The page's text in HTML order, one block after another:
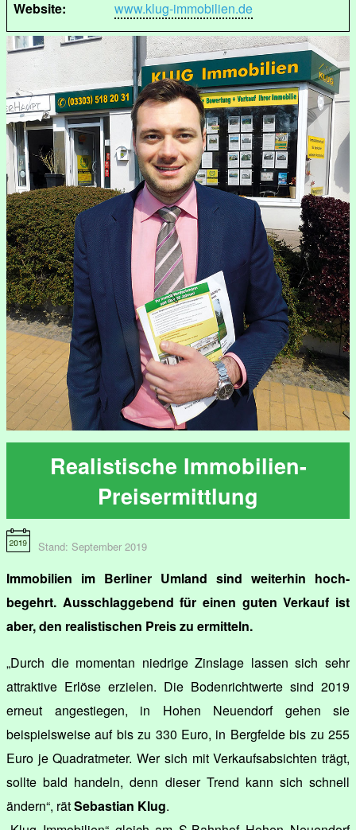
Website:
www.klug-immobilien.de
Realistische Immobilien-
Preisermittlung
Stand: September 2019
Immobilien im Berliner Umland sind weiterhin hoch-
begehrt. Ausschlaggebend für einen guten Verkauf ist
aber, den realistischen Preis zu ermitteln.
„Durch die momentan niedrige Zinslage lassen sich sehr
attraktive Erlöse erzielen. Die Bodenrichtwerte sind 2019
erneut angestiegen, in Hohen Neuendorf gehen sie
beispielsweise auf bis zu 330 Euro, in Bergfelde bis zu 255
Euro je Quadratmeter. Wer sich mit Verkaufsabsichten trägt,
sollte bald handeln, denn dieser Trend kann sich schnell
ändern“, rätSebastian Klug.